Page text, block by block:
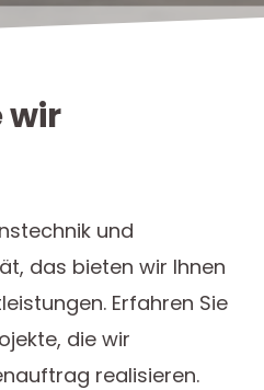
wir
und
das bieten wir Ihnen
Erfahren Sie
die wir
realisieren.